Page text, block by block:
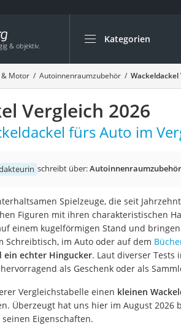
Kategorien
Die beliebtesten
Auto & Motor
Fahrradträger-
Fahrradträger
Fahrradträger
Fahrradträger 3
Benzinkanister (20 l)
Fahrradträger E-Bike
Benzinkanister
Marderschreck
Wagenheber 3t
Thule-Fahrradträger
FM-Transmitter
Motor Autoinnenraumzubehör Wackeldackel
Vergleich 2026
fürs Auto im
schreibt über:Autoinnenraumzubehör
Spielzeuge, die seit
Figuren mit ihren charakteristischen
einem kugelförmigen Stand und
Schreibtisch, im Auto oder auf dem
ein echter Hingucker. Laut diverser Tests
als Geschenk oder als
Vergleichstabelle einen kleinen
Überzeugt hat uns hier im August 2026
Eigenschaften.